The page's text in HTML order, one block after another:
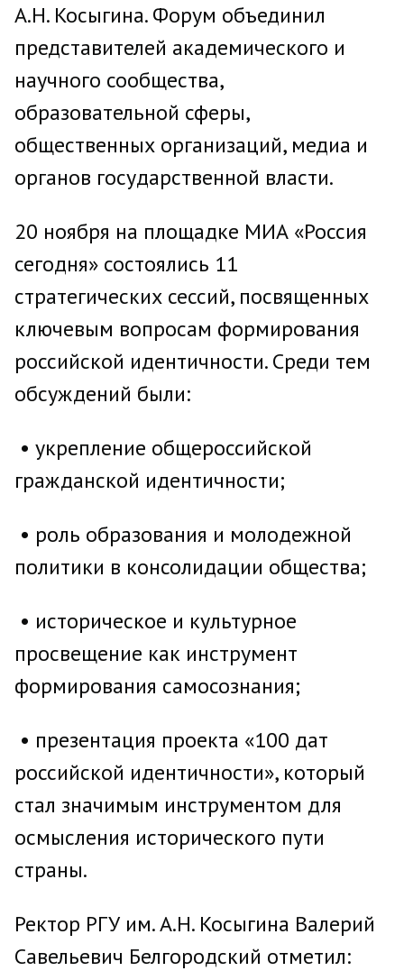
А.Н. Косыгина. Форум объединил
представителей академического и
научного сообщества,
образовательной сферы,
общественных организаций, медиа и
органов государственной власти.
20 ноября на площадке МИА «Россия
сегодня» состоялись 11
стратегических сессий, посвященных
ключевым вопросам формирования
российской идентичности. Среди тем
обсуждений были:
• укрепление общероссийской
гражданской идентичности;
• роль образования и молодежной
политики в консолидации общества;
• историческое и культурное
просвещение как инструмент
формирования самосознания;
• презентация проекта «100 дат
российской идентичности», который
стал значимым инструментом для
осмысления исторического пути
страны.
Ректор РГУ им. А.Н. Косыгина Валерий
Савельевич Белгородский отметил: